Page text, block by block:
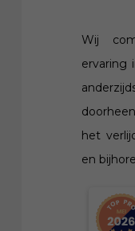
Wij
ervaring
het
en